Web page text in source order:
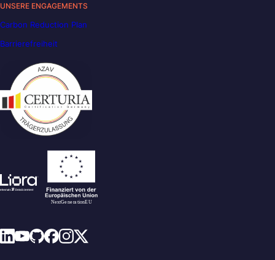
UNSERE ENGAGEMENTS
Carbon Reduction Plan
Barrierefreiheit